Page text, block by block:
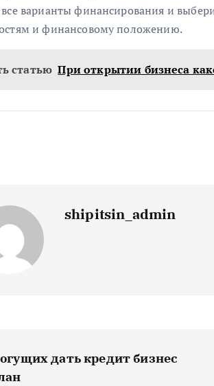
варианты финансирования и
и финансовому положению.
статью При открытии бизнеса
shipitsin_admin
дать кредит бизнес